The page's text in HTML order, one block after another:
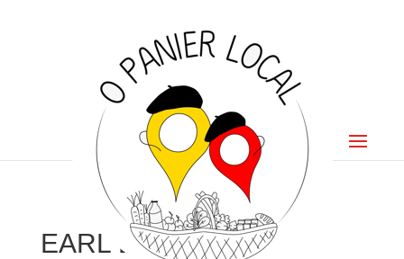
EARL DE NINET